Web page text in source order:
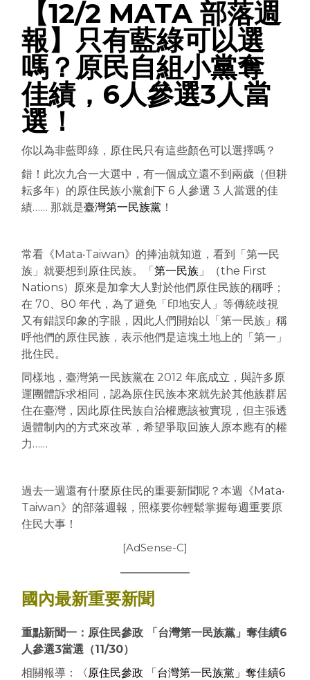
【12/2 MATA 部落週
報】只有藍綠可以選
嗎？原民自組小黨奪
佳績，6人參選3人當
選！
你以為非藍即綠，原住民只有這些顏色可以選擇嗎？
錯！此次九合一大選中，有一個成立還不到兩歲（但耕
耘多年）的原住民族小黨創下 6 人參選 3 人當選的佳
績…… 那就是臺灣第一民族黨 ！
常看《Mata‧Taiwan》的捧油就知道，看到「第一民
族」就要想到原住民族。「第一民族 」（the First
Nations）原來是加拿大人對於他們原住民族的稱呼；
在 70、80 年代，為了避免「印地安人」等傳統歧視
又有錯誤印象的字眼，因此人們開始以「第一民族」稱
呼他們的原住民族，表示他們是這塊土地上的「第一」
批住民。
同樣地，臺灣第一民族黨在 2012 年底成立，與許多原
運團體訴求相同，認為原住民族本來就先於其他族群居
住在臺灣，因此原住民族自治權應該被實現，但主張透
過體制內的方式來改革，希望爭取回族人原本應有的權
力……
過去一週還有什麼原住民的重要新聞呢？本週《Mata‧
Taiwan》的部落週報，照樣要你輕鬆掌握每週重要原
住民大事！
[AdSense-C]
國內最新重要新聞
重點新聞一：原住民參政 「台灣第一民族黨」奪佳績6
人參選3當選 （11/30）
相關報導：
〈原住民參政 「台灣第一民族黨」奪佳績6